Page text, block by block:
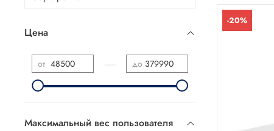
-20%
Цена
от до
Максимальный вес пользователя